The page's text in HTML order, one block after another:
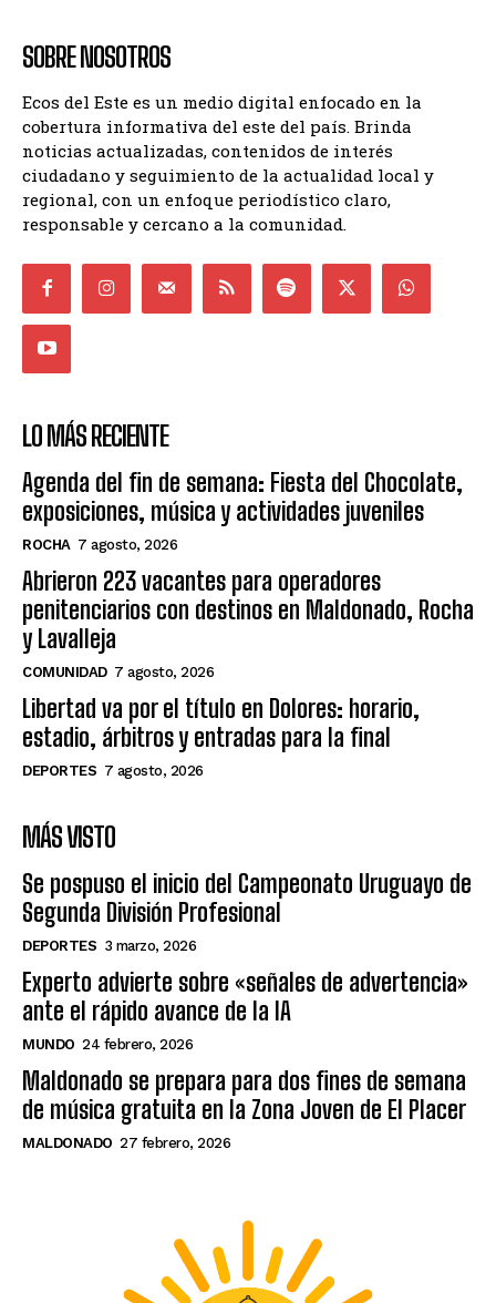
SOBRE NOSOTROS
Ecos del Este es un medio digital enfocado en la
cobertura informativa del este del país. Brinda
noticias actualizadas, contenidos de interés
ciudadano y seguimiento de la actualidad local y
regional, con un enfoque periodístico claro,
responsable y cercano a la comunidad.
LO MÁS RECIENTE
Agenda del fin de semana: Fiesta del Chocolate,
exposiciones, música y actividades juveniles
ROCHA 7 agosto, 2026
Abrieron 223 vacantes para operadores
penitenciarios con destinos en Maldonado, Rocha
y Lavalleja
COMUNIDAD 7 agosto, 2026
Libertad va por el título en Dolores: horario,
estadio, árbitros y entradas para la final
DEPORTES 7 agosto, 2026
MÁS VISTO
Se pospuso el inicio del Campeonato Uruguayo de
Segunda División Profesional
DEPORTES 3 marzo, 2026
Experto advierte sobre «señales de advertencia»
ante el rápido avance de la IA
MUNDO 24 febrero, 2026
Maldonado se prepara para dos fines de semana
de música gratuita en la Zona Joven de El Placer
MALDONADO 27 febrero, 2026